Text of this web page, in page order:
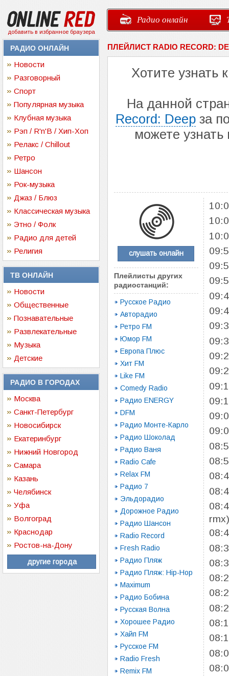
добавить в избранное браузера
Радио онлайн
РАДИО ОНЛАЙН
Новости
Разговорный
Спорт
Популярная музыка
Клубная музыка
Рэп / R'n'B / Хип-Хоп
Релакс / Chillout
Ретро
Шансон
Рок-музыка
Джаз / Блюз
Классическая музыка
Этно / Фолк
Радио для детей
Религия
ТВ ОНЛАЙН
Новости
Общественные
Познавательные
Развлекательные
Музыка
Детские
РАДИО В ГОРОДАХ
Москва
Санкт-Петербург
Новосибирск
Екатеринбург
Нижний Новгород
Самара
Казань
Челябинск
Уфа
Волгоград
Краснодар
Ростов-на-Дону
другие города
ПЛЕЙЛИСТ RADIO RECORD:
Хотите узнать
На данной
Record: Deepза
можете
слушать онлайн
Плейлисты других
радиостанций:
Русское Радио
Авторадио
Ретро FM
Юмор FM
Европа Плюс
Хит FM
Like FM
Comedy Radio
Радио ENERGY
DFM
Радио Монте-Карло
Радио Шоколад
Радио Ваня
Radio Cafe
Relax FM
Радио 7
Эльдорадио
Дорожное Радио
Радио Шансон
Radio Record
Fresh Radio
Радио Пляж
Радио Пляж: Hip-Hop
Maximum
Радио Бобина
Русская Волна
Хорошее Радио
Хайп FM
Русское FM
Radio Fresh
Remix FM
rmx)